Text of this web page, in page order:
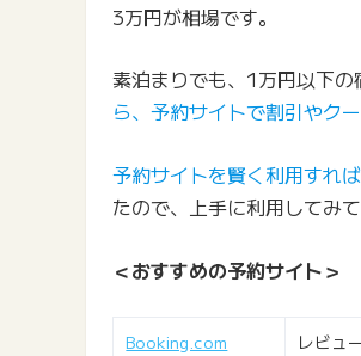
3万円が相場です。
素泊まりでも、1万円以下の
ら、予約サイトで割引やク
予約サイトを賢く利用すれ
たので、上手に利用してみて
＜おすすめの予約サイト＞
Booking.com レビュ